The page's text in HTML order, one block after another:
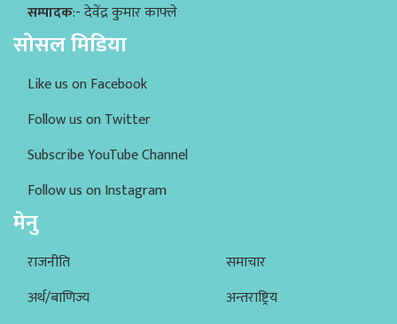
सम्पादक:- देवेंद्र कुमार काफ्ले
सोसल मिडिया
Like us on Facebook
Follow us on Twitter
Subscribe YouTube Channel
Follow us on Instagram
मेनु
राजनीति
अर्थ/बाणिज्य
समाचार
अन्तराष्ट्रिय